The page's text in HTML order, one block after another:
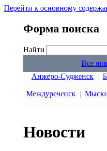
Перейти к основному
Форма поиска
Найти
Все
Анжеро-Судженск |
Междуреченск|
Новости